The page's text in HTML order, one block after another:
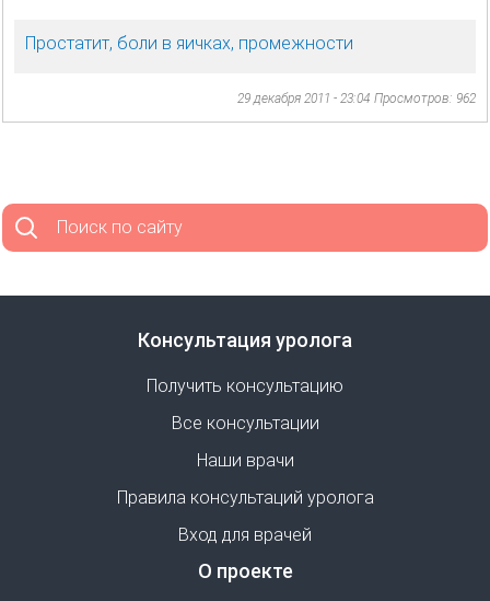
Простатит, боли в яичках, промежности
29 декабря 2011 - 23:04 Просмотров: 962
Поиск по сайту
Консультация уролога
Получить консультацию
Все консультации
Наши врачи
Правила консультаций уролога
Вход для врачей
О проекте